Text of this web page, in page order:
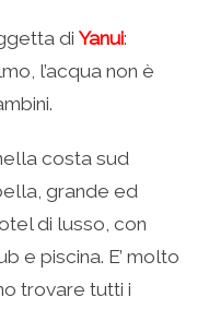
di Yanui:
l’acqua non è
nella costa sud
grande ed
di lusso, con
e piscina. E’ molto
trovare tutti i